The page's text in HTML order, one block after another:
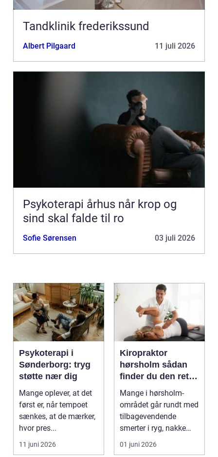
Tandklinik frederikssund
Albert Pilgaard 11 juli 2026
Psykoterapi århus når krop og
sind skal falde til ro
Sofie Sørensen 03 juli 2026
Psykoterapi i
Sønderborg: tryg
støtte nær dig
Mange oplever, at det
først er, når tempoet
sænkes, at de mærker,
hvor pres...
11 juni 2026
Kiropraktor
hørsholm sådan
finder du den rette
behandling i
nordsjælland
Mange i hørsholm-
området går rundt med
tilbagevendende
smerter i ryg, nakke
eller hoved uden at få
d...
01 juni 2026